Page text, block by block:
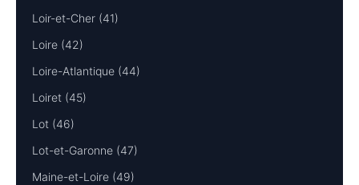
Loir-et-Cher (41)
Loire (42)
Loire-Atlantique (44)
Loiret (45)
Lot (46)
Lot-et-Garonne (47)
Maine-et-Loire (49)